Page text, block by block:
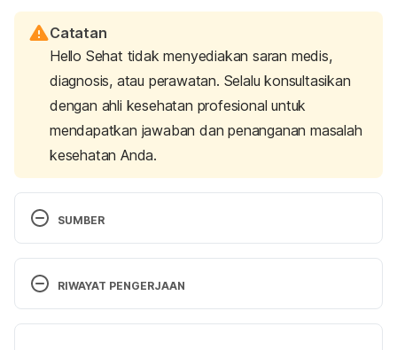
Catatan
Hello Sehat tidak menyediakan saran medis,
diagnosis, atau perawatan. Selalu konsultasikan
dengan ahli kesehatan profesional untuk
mendapatkan jawaban dan penanganan masalah
kesehatan Anda.
SUMBER
Psychology Today.
Fear of being Single.
https://www.psychologytoday.com/intl/blog/finding
-love-the-scientific-take/201808/fear-being-single?
RIWAYAT PENGERJAAN